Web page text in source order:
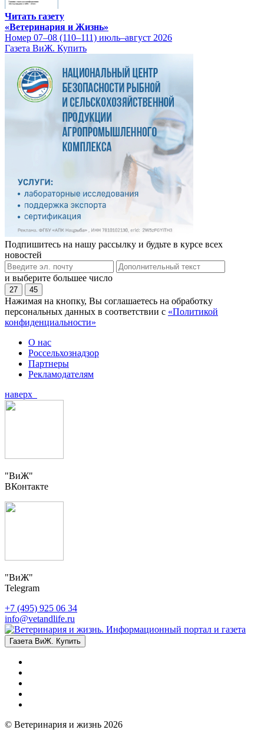
Читать газету
«Ветеринария и Жизнь»
Номер 07–08 (110–111) июль–август 2026
Газета ВиЖ. Купить
Подпишитесь на нашу рассылку и будьте в курсе всех
новостей
и выберите большее число
27 45
Нажимая на кнопку, Вы соглашаетесь на обработку
персональных данных в соответствии с «Политикой
конфиденциальности»
О нас
Россельхознадзор
Партнеры
Рекламодателям
наверх
"ВиЖ"
ВКонтакте
"ВиЖ"
Telegram
+7 (495) 925 06 34
info@vetandlife.ru
Газета ВиЖ. Купить
© Ветеринария и жизнь 2026